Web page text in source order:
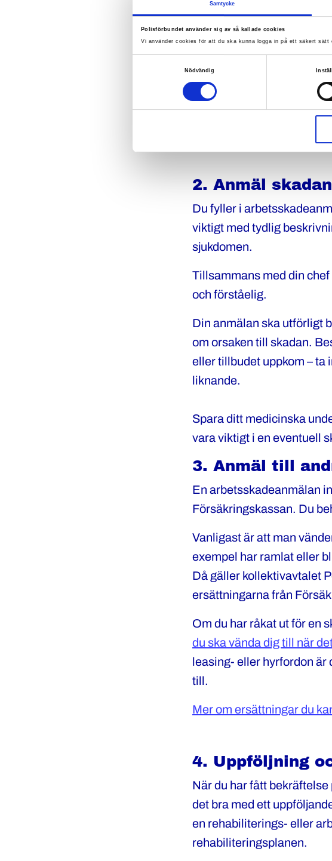
Samtycke
Polisförbundet använder sig av så kallade cookies
Vi använder cookies för att du ska kunna logga in på ett säkert sätt
Nödvändig
Så anmäler
1. Informera
Din chef är skyldig att
till arbetsskadan.
att andra inte råkar ut för
2. Anmäl
Du fyller i
viktigt med tydlig
sjukdomen.
Tillsammans med din
och förståelig.
Din anmälan ska utförligt
om orsaken till skadan.
eller tillbudet uppkom – ta
liknande.
Spara ditt medicinska
vara viktigt i en eventuell
3. Anmäl till
En arbetsskadeanmälan
Försäkringskassan. Du
Vanligast är att man
exempel har ramlat eller
Då gäller kollektivavtalet
ersättningarna från
Om du har råkat ut för en
du ska vända dig till när
leasing- eller hyrfordon är
till.
Mer om ersättningar du
4. Uppföljning
När du har fått
det bra med ett
en rehabiliterings- eller
rehabiliteringsplanen.